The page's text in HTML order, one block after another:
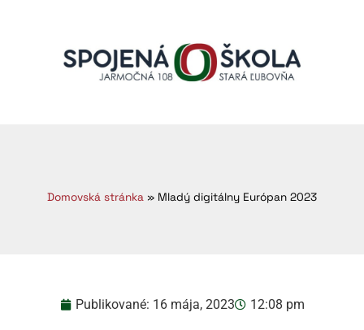
Domovská stránka » Mladý digitálny Európan 2023
Publikované: 16 mája, 2023 12:08 pm